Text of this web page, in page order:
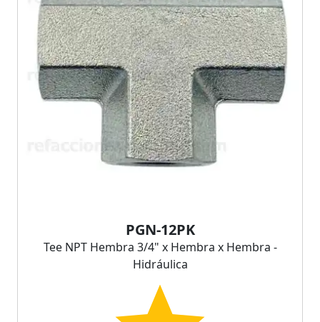
PGN-12PK
Tee NPT Hembra 3/4" x Hembra x Hembra -
Hidráulica